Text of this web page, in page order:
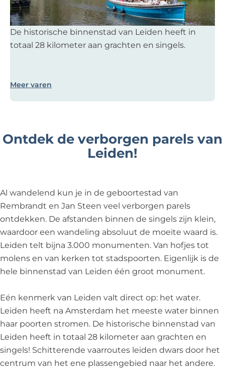
e
n
h
e
o
o
t
a
f
h
e
t
w
a
e
r
De historische binnenstad van Leiden heeft in
totaal 28 kilometer aan grachten en singels.
Meer varen
Ontdek de verborgen parels van
Leiden!
Al wandelend kun je in de geboortestad van
Rembrandt en Jan Steen veel verborgen parels
ontdekken. De afstanden binnen de singels zijn klein,
waardoor een wandeling absoluut de moeite waard is.
Leiden telt bijna 3.000 monumenten. Van hofjes tot
molens en van kerken tot stadspoorten. Eigenlijk is de
hele binnenstad van Leiden één groot monument.
Eén kenmerk van Leiden valt direct op: het water.
Leiden heeft na Amsterdam het meeste water binnen
haar poorten stromen. De historische binnenstad van
Leiden heeft in totaal 28 kilometer aan grachten en
singels! Schitterende vaarroutes leiden dwars door het
centrum van het ene plassengebied naar het andere.